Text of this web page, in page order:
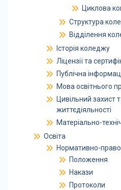
Циклова
Структура
Відділення
Історія коледжу
Ліцензії та
Публічна
Мова освітнього
Цивільний захист
життєдіяльності
Матеріально-
Освіта
Нормативно-
Положення
Накази
Протоколи